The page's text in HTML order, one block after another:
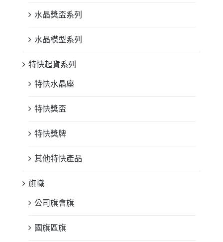
水晶獎盃系列
水晶模型系列
特快起貨系列
特快水晶座
特快獎盃
特快獎牌
其他特快產品
旗幟
公司旗會旗
國旗區旗